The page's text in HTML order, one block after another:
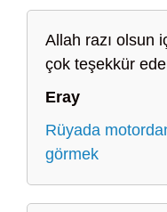
Allah razı olsun
çok teşekkür
Eray
Rüyada
görmek